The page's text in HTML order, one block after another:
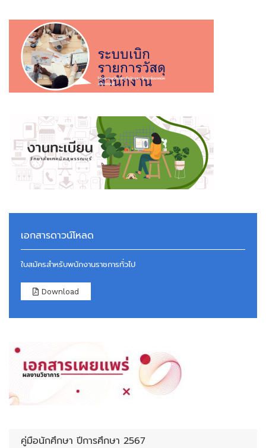
เอกสารดาวน์โหลด
ใบสมัครสำหรับพนักงานราชการทั่วไป
Download
คู่มือนักศึกษา ปีการศึกษา 2567